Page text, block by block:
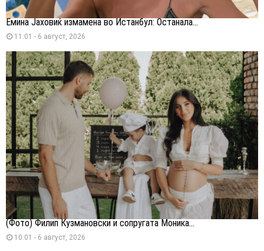
Емина Јаховиќ измамена во Истанбул: Останала...
11:01 - 6 август, 2026
(Фото) Филип Кузмановски и сопругата Моника...
10:01 - 6 август, 2026